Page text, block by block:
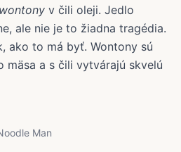
wontony v čili oleji. Jedlo
ale nie je to žiadna tragédia.
ako to má byť. Wontony sú
mäsa a s čili vytvárajú skvelú
Man